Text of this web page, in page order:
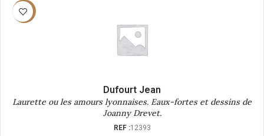
-40%
Dufourt Jean
Laurette ou les amours lyonnaises. Eaux-fortes et dessins de
Joanny Drevet.
REF :12393